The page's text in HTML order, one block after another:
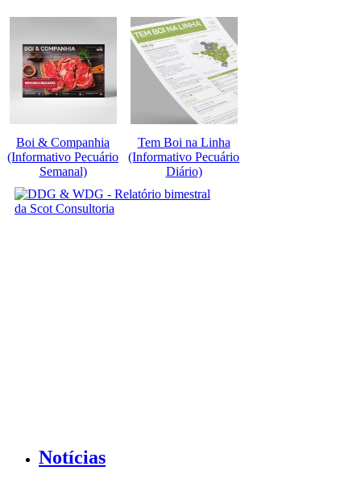
Boi & Companhia
(Informativo Pecuário
Semanal)
Tem Boi na Linha
(Informativo Pecuário
Diário)
Notícias